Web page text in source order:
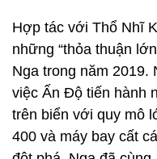
Hợp tác với Thổ Nhĩ
những “thỏa thuận
Nga trong năm 2019.
việc Ấn Độ tiến hành
trên biển với quy mô
400 và máy bay cất